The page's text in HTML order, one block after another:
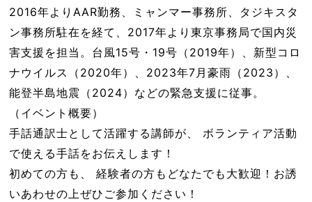
2016年よりAAR勤務、ミャンマー事務所、タジキスタ
ン事務所駐在を経て、2017年より東京事務局で国内災
害支援を担当。台風15号・19号（2019年）、新型コロ
ナウイルス（2020年）、2023年7月豪雨（2023）、
能登半島地震（2024）などの緊急支援に従事。
（イベント概要）
手話通訳士として活躍する講師が、 ボランティア活動
で使える手話をお伝えします！
初めての方も、 経験者の方もどなたでも大歓迎！お誘
いあわせの上ぜひご参加ください！